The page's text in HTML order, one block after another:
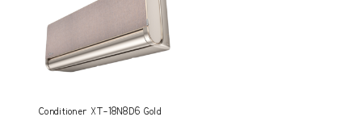
Conditioner XT-18N8D6 Gold